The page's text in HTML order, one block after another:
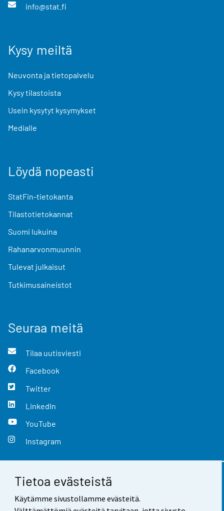
Tietoa evästeistä
Käytämme sivustollamme evästeitä.
info@stat.fi
Kysy meiltä
Neuvonta ja tietopalvelu
Kysy tilastoista
Usein kysytyt kysymykset
Medialle
Löydä nopeasti
StatFin-tietokanta
Tilastotietokannat
Suomi lukuina
Rahanarvonmuunnin
Tulevat julkaisut
Tutkimusaineistot
Seuraa meitä
Tilaa uutisviesti
Facebook
Twitter
LinkedIn
YouTube
Instagram
Yhteystiedot
Palaute